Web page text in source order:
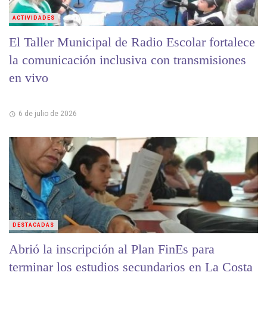
El Taller Municipal de Radio Escolar fortalece
la comunicación inclusiva con transmisiones
en vivo
6 de julio de 2026
ACTIVIDADES
Abrió la inscripción al Plan FinEs para
terminar los estudios secundarios en La Costa
DESTACADAS